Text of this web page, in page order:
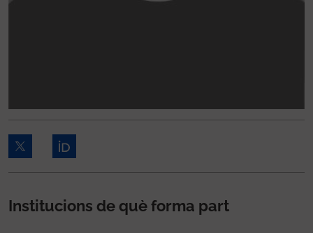
Institucions de què forma part